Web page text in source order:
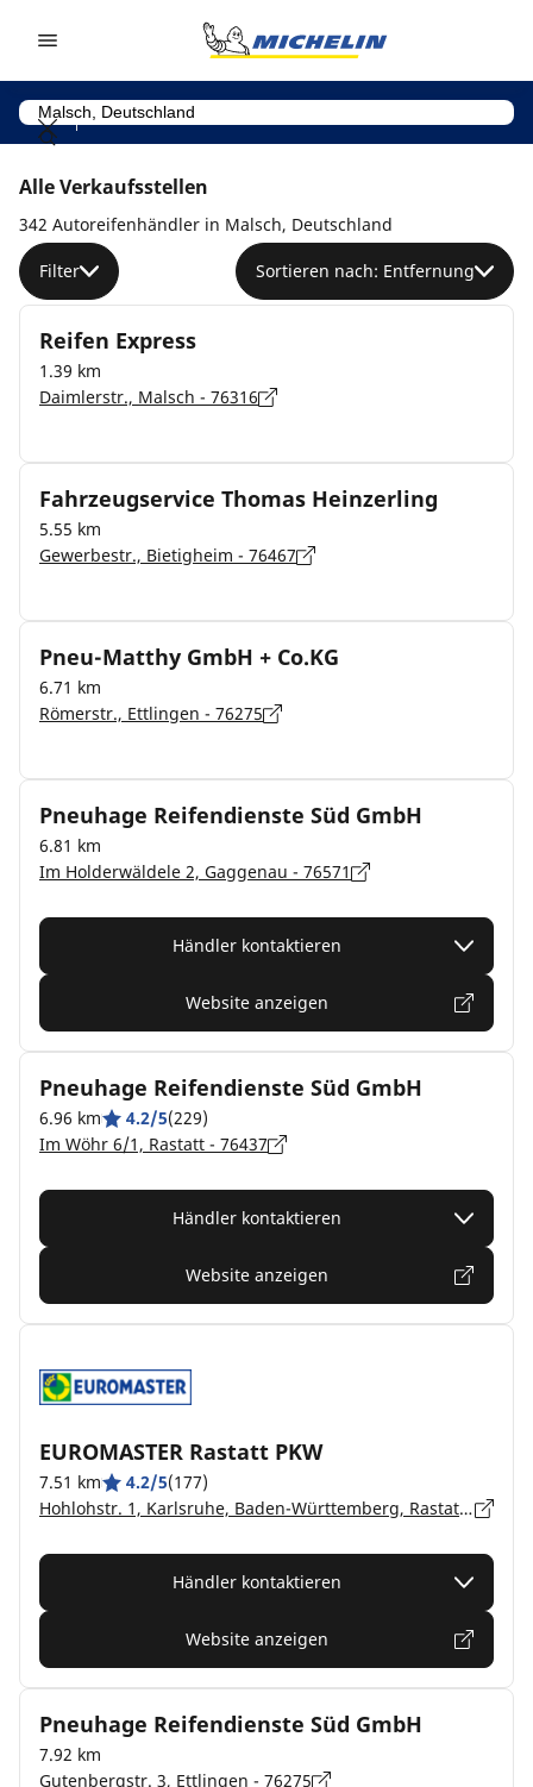
Alle Verkaufsstellen
342 Autoreifenhändler in Malsch, Deutschland
Filter Sortieren nach: Entfernung
Reifen Express
1.39 km
Daimlerstr., Malsch - 76316
Fahrzeugservice Thomas Heinzerling
5.55 km
Gewerbestr., Bietigheim - 76467
Pneu-Matthy GmbH + Co.KG
6.71 km
Römerstr., Ettlingen - 76275
Pneuhage Reifendienste Süd GmbH
6.81 km
Im Holderwäldele 2, Gaggenau - 76571
Händler kontaktieren
Website anzeigen
Pneuhage Reifendienste Süd GmbH
6.96 km 4.2/5(229)
Im Wöhr 6/1, Rastatt - 76437
Händler kontaktieren
Website anzeigen
EUROMASTER Rastatt PKW
7.51 km 4.2/5(177)
Hohlohstr. 1, Karlsruhe, Baden-Württemberg, Rastatt - 76437
Händler kontaktieren
Website anzeigen
Pneuhage Reifendienste Süd GmbH
7.92 km
Gutenbergstr. 3, Ettlingen - 76275